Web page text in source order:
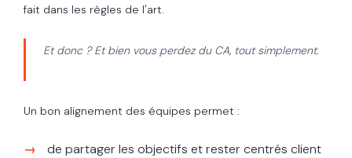
fait dans les règles de l'art.
Et donc ? Et bien vous perdez du CA, tout simplement.
Un bon alignement des équipes permet :
de partager les objectifs et rester centrés client